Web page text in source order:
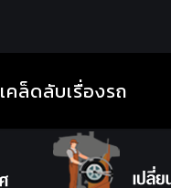
เคล็ดลับเรื่องรถ